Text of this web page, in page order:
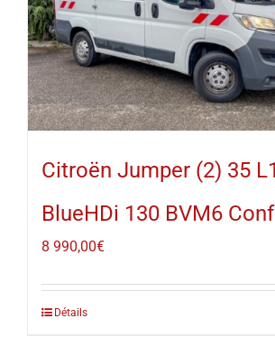
Citroën Jumper (2) 35
BlueHDi 130 BVM6
8 990,00€
Détails